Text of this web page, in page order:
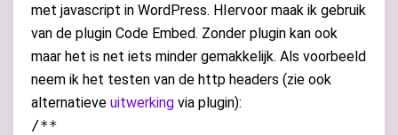
met javascript in WordPress. HIervoor maak ik gebruik
van de plugin Code Embed. Zonder plugin kan ook
maar het is net iets minder gemakkelijk. Als voorbeeld
neem ik het testen van de http headers (zie ook
alternatieve uitwerking via plugin):
/**